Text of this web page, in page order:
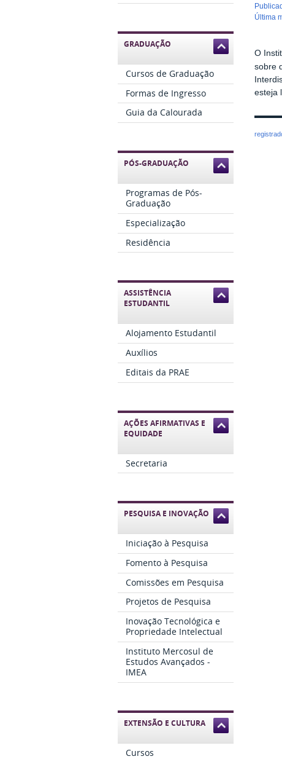
GRADUAÇÃO
Cursos de Graduação
Formas de Ingresso
Guia da Calourada
PÓS-GRADUAÇÃO
Programas de Pós-
Graduação
Especialização
Residência
ASSISTÊNCIA
ESTUDANTIL
Alojamento Estudantil
Auxílios
Editais da PRAE
AÇÕES AFIRMATIVAS E
EQUIDADE
Secretaria
PESQUISA E INOVAÇÃO
Iniciação à Pesquisa
Fomento à Pesquisa
Comissões em Pesquisa
Projetos de Pesquisa
Inovação Tecnológica e
Propriedade Intelectual
Instituto Mercosul de
Estudos Avançados -
IMEA
EXTENSÃO E CULTURA
Cursos
última
O
sobre
esteja